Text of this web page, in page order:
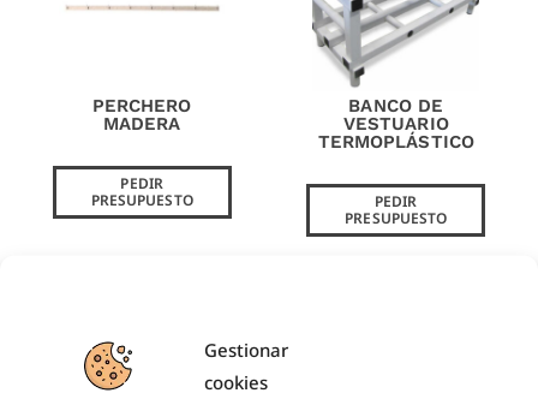
Gestionar
cookies
PERCHERO
MADERA
PEDIR
PRESUPUESTO
BANCO DE
VESTUARIO
TERMOPLÁSTICO
PEDIR
PRESUPUESTO
PRODUCTOS RELACIONADOS